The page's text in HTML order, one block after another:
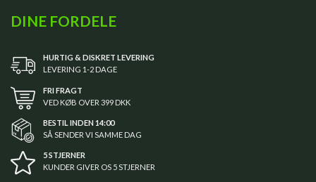
DINE FORDELE
HURTIG & DISKRET LEVERING
LEVERING 1-2 DAGE
FRI FRAGT
VED KØB OVER 399 DKK
BESTIL INDEN 14:00
SÅ SENDER VI SAMME DAG
5 STJERNER
KUNDER GIVER OS 5 STJERNER